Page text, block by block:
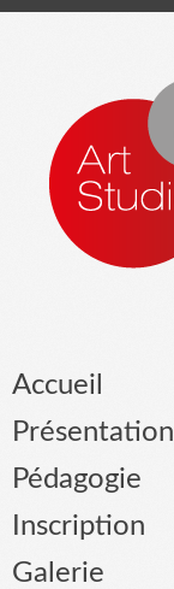
Accueil
Présentation
Pédagogie
Inscription
Galerie